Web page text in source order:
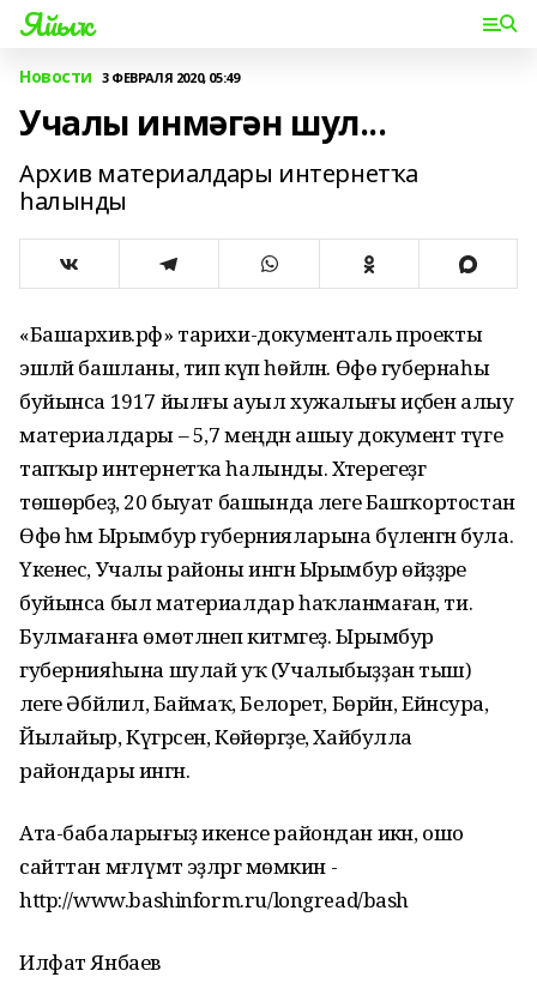
Яйыҡ
Новости 3 ФЕВРАЛЯ 2020, 05:49
Учалы инмәгән шул...
Архив материалдары интернетҡа
һалынды
«Башархив.рф» тарихи-документаль проекты
эшләй башланы, тип күп һөйләнә. Өфө губернаһы
буйынса 1917 йылғы ауыл хужалығы иҫәбен алыу
материалдары – 5,7 меңдән ашыу документ тәүге
тапҡыр интернетҡа һалынды. Хәтерегеҙгә
төшөрәбеҙ, 20 быуат башында әлеге Башҡортостан
Өфө һәм Ырымбур губернияларына бүленгән була.
Үкенес, Учалы районы ингән Ырымбур өйәҙҙәре
буйынса был материалдар һаҡланмаған, ти.
Булмағанға өмөтләнеп китмәгеҙ. Ырымбур
губернияһына шулай уҡ (Учалыбыҙҙан тыш)
әлеге Әбйәлил, Баймаҡ, Белорет, Бөрйән, Ейәнсура,
Йылайыр, Күгәрсен, Көйөргәҙе, Хайбулла
райондары ингән.
Ата-бабаларығыҙ икенсе райондан икән, ошо
сайттан мәғлүмәт эҙләргә мөмкин -
http://www.bashinform.ru/longread/bash
Илфат Янбаев